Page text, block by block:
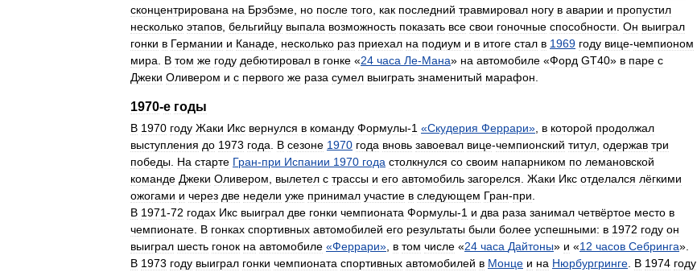
сконцентрирована на Брэбэме но после того как последний травмировал ногу в аварии и пропустил
несколько этапов бельгийцу выпала возможность показать все свои гоночные способности Он выиграл
гонки в Германии и Канаде несколько раз приехал на подиум и в итоге стал в 1969 году вице-чемпионом
мира
В том же году дебютировал в гонке «24 часа Ле-Мана» на автомобиле «Форд GT40» в паре с
Джеки Оливером и с первого же раза сумел выиграть знаменитый марафон
1970-е годы
В 1970 году Жаки Икс вернулся в команду Формулы-1 «Скудерия Феррари» в которой продолжал
выступления до 1973 года В сезоне 1970 года вновь завоевал вице-чемпионский титул одержав три
победы На старте Гран-при Испании 1970 года столкнулся со своим напарником по лемановской
команде Джеки Оливером вылетел с трассы и его автомобиль загорелся Жаки Икс отделался лёгкими
ожогами и через две недели уже принимал участие в следующем Гран-при
В 1971-72 годах Икс выиграл две гонки чемпионата Формулы-1 и два раза занимал четвёртое место в
чемпионате В гонках спортивных автомобилей его результаты были более успешными: в 1972 году он
выиграл шесть гонок на автомобиле «Феррари» в том числе «24 часа Дайтоны» и «12 часов Себринга».
В 1973 году выиграл гонки чемпионата спортивных автомобилей в Монце и на Нюрбургринге В 1974 году